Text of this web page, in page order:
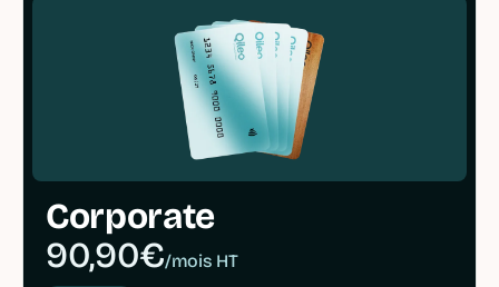
Corporate
90,90€/mois HT